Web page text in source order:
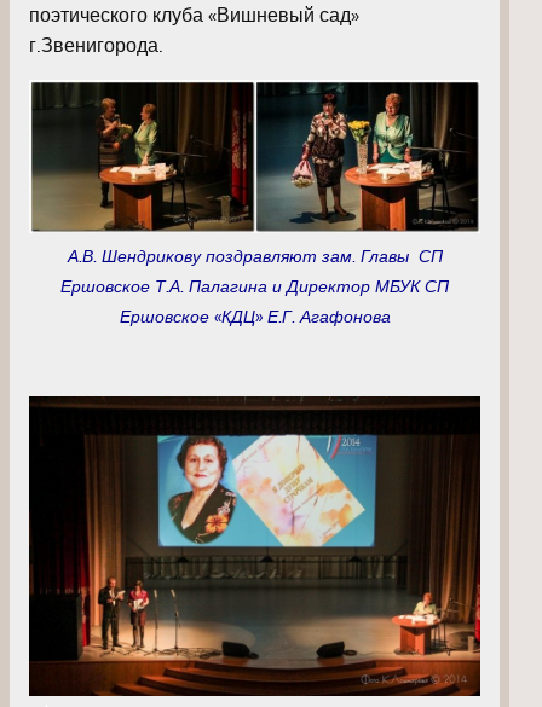
поэтического клуба «Вишневый сад»
г.Звенигорода.
А.В. Шендрикову поздравляют зам. Главы СП
Ершовское Т.А. Палагина и Директор МБУК СП
Ершовское «КДЦ» Е.Г. Агафонова